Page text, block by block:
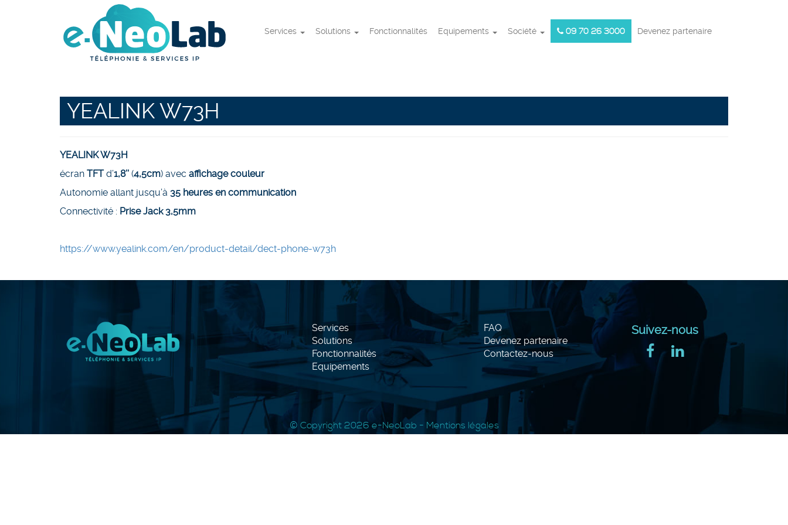
Services Solutions Fonctionnalités Equipements Société 09 70 26 3000 Devenez partenaire
YEALINK W73H
YEALINK W73H
écran TFTd’1,8’’ (4,5cm) avec affichage couleur
Autonomie allant jusqu’à 35 heures en communication
Connectivité : Prise Jack 3,5mm
https://www.yealink.com/en/product-detail/dect-phone-w73h
Services
Solutions
Fonctionnalités
Equipements
FAQ
Devenez partenaire
Contactez-nous
Suivez-nous
© Copyright 2026 e-NeoLab - Mentions légales